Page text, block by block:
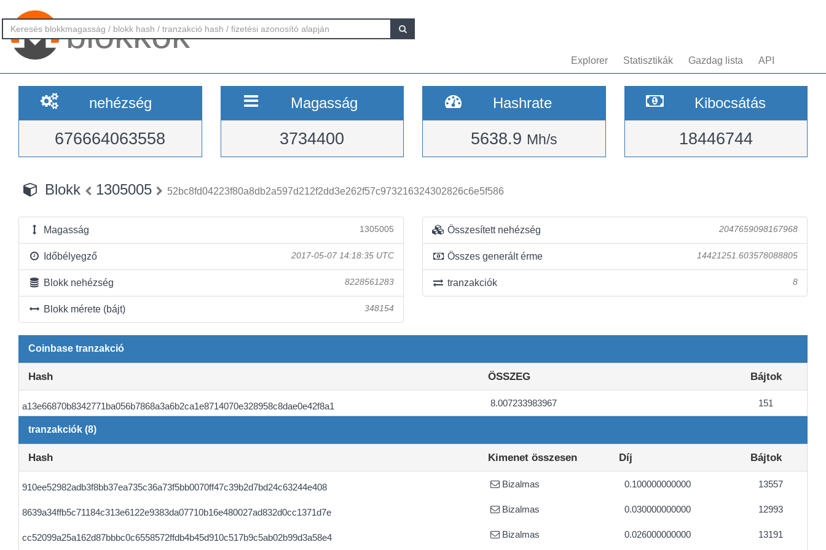
blokkok
Explorer Statisztikák Gazdag lista API
nehézség
676664063558
Magasság
3734400
Hashrate
5638.9 Mh/s
Kibocsátás
18446744
Blokk 1305005 52bc8fd04223f80a8db2a597d212f2dd3e262f57c973216324302826c6e5f586
Magasság 1305005
Időbélyegző 2017-05-07 14:18:35 UTC
Blokk nehézség 8228561283
Blokk mérete (bájt) 348154
Összesített nehézség 2047659098167968
Összes generált érme 14421251.603578088805
tranzakciók 8
Coinbase tranzakció
Hash ÖSSZEG Bájtok
a13e66870b8342771ba056b7868a3a6b2ca1e8714070e328958c8dae0e42f8a1 8.007233983967 151
tranzakciók (8)
Hash Kimenet összesen Díj Bájtok
910ee52982adb3f8bb37ea735c36a73f5bb0070ff47c39b2d7bd24c63244e408 Bizalmas 0.100000000000 13557
8639a34ffb5c71184c313e6122e9383da07710b16e480027ad832d0cc1371d7e Bizalmas 0.030000000000 12993
cc52099a25a162d87bbbc0c6558572ffdb4b45d910c517b9c5ab02b99d3a58e4 Bizalmas 0.026000000000 13191